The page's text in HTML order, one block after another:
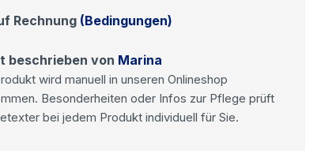
Rechnung (Bedingungen)
beschrieben von Marina
wird manuell in unseren Onlineshop
Besonderheiten oder Infos zur Pflege prüft
bei jedem Produkt individuell für Sie.